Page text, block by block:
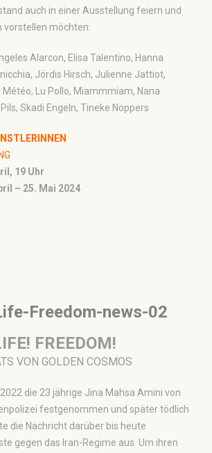
auch in einer Ausstellung feiern und
vorstellen möchten:
Alarcon, Elisa Talentino, Hanna
Jördis Hirsch, Julienne Jattiot,
Météo, Lu Pollo, Miammmiam, Nana
Skadi Engeln, Tineke Noppers
19 Uhr
– 25. Mai 2024
FREEDOM!
VON GOLDEN COSMOS
die 23 jährige Jina Mahsa Amini von
festgenommen und später tödlich
die Nachricht darüber bis heute
gegen das Iran-Regime aus. Um ihren